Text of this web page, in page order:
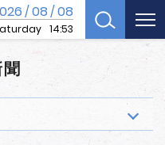
/08/08
14:53